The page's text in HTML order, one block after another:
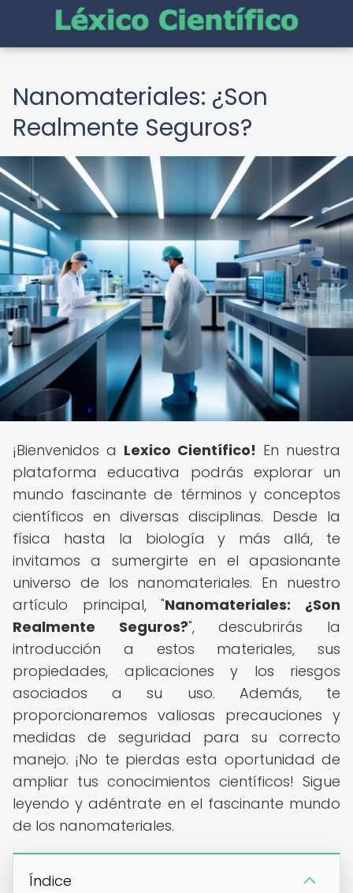
Nanomateriales: ¿Son
Realmente Seguros?
¡Bienvenidos a Lexico Científico! En nuestra
plataforma educativa podrás explorar un
mundo fascinante de términos y conceptos
científicos en diversas disciplinas. Desde la
física hasta la biología y más allá, te
invitamos a sumergirte en el apasionante
universo de los nanomateriales. En nuestro
artículo principal, "Nanomateriales: ¿Son
Realmente Seguros?", descubrirás la
introducción a estos materiales, sus
propiedades, aplicaciones y los riesgos
asociados a su uso. Además, te
proporcionaremos valiosas precauciones y
medidas de seguridad para su correcto
manejo. ¡No te pierdas esta oportunidad de
ampliar tus conocimientos científicos! Sigue
leyendo y adéntrate en el fascinante mundo
de los nanomateriales.
Índice